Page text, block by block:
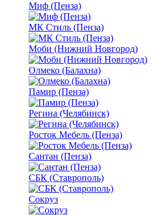
Миф (Пенза)
МК Стиль (Пенза)
Моби (Нижний Новгород)
Олмеко (Балахна)
Памир (Пенза)
Регина (Челябинск)
Росток Мебель (Пенза)
Сантан (Пенза)
СБК (Ставрополь)
Сокруз